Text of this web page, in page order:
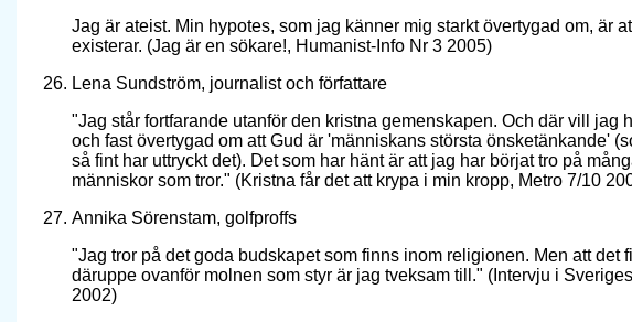
Jag är ateist. Min hypotes, som jag känner mig starkt övertygad om, är
existerar. (Jag är en sökare!, Humanist-Info Nr 3 2005)
Lena Sundström, journalist och författare
"Jag står fortfarande utanför den kristna gemenskapen. Och där vill jag
och fast övertygad om att Gud är 'människans största önsketänkande'
så fint har uttryckt det). Det som har hänt är att jag har börjat tro på
människor som tror." (Kristna får det att krypa i min kropp, Metro 7/10
Annika Sörenstam, golfproffs
"Jag tror på det goda budskapet som finns inom religionen. Men att det
däruppe ovanför molnen som styr är jag tveksam till." (Intervju i
2002)